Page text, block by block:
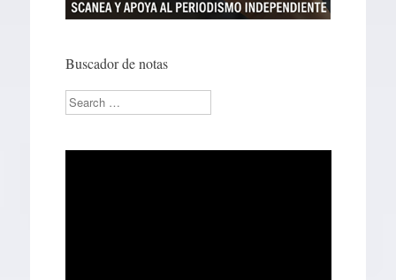
Buscador de notas
Search